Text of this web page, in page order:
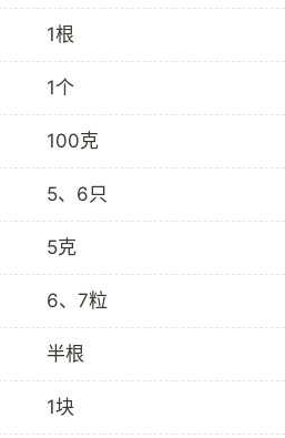
1根
1个
100克
5、6只
5克
6、7粒
半根
1块